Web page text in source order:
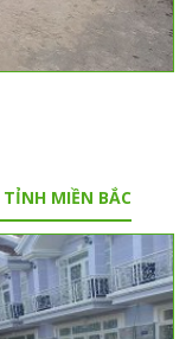
TỈNH MIỀN BẮC